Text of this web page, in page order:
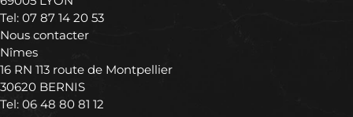
Tel: 07 87 14 20 53
Nous contacter
Nîmes
16 RN 113 route de Montpellier
30620 BERNIS
Tel: 06 48 80 81 12